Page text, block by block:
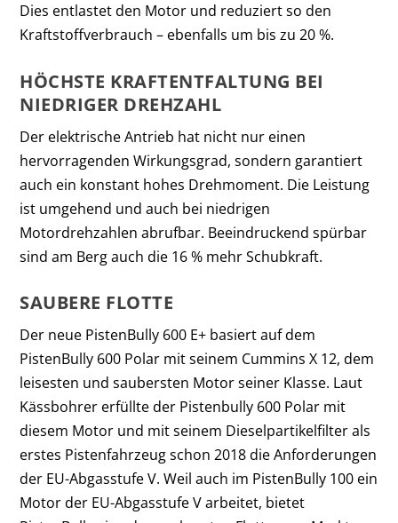
Dies entlastet den Motor und reduziert so den
Kraftstoffverbrauch – ebenfalls um bis zu 20 %.
HÖCHSTE KRAFTENTFALTUNG BEI
NIEDRIGER DREHZAHL
Der elektrische Antrieb hat nicht nur einen
hervorragenden Wirkungsgrad, sondern garantiert
auch ein konstant hohes Drehmoment. Die Leistung
ist umgehend und auch bei niedrigen
Motordrehzahlen abrufbar. Beeindruckend spürbar
sind am Berg auch die 16 % mehr Schubkraft.
SAUBERE FLOTTE
Der neue PistenBully 600 E+ basiert auf dem
PistenBully 600 Polar mit seinem Cummins X 12, dem
leisesten und saubersten Motor seiner Klasse. Laut
Kässbohrer erfüllte der Pistenbully 600 Polar mit
diesem Motor und mit seinem Dieselpartikelfilter als
erstes Pistenfahrzeug schon 2018 die Anforderungen
der EU-Abgasstufe V. Weil auch im PistenBully 100 ein
Motor der EU-Abgasstufe V arbeitet, bietet